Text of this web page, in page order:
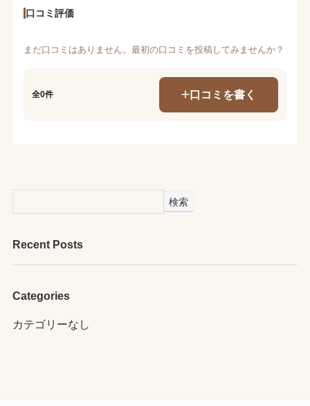
口コミ評価
まだ口コミはありません。最初の口コミを投稿してみませんか？
全0件 口コミを書く
検索
Recent Posts
Categories
カテゴリーなし